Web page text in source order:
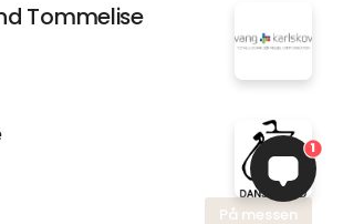
Tommelise
På messen
1